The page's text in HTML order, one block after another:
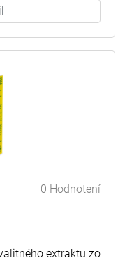
0 Hodnotení
extraktu zo